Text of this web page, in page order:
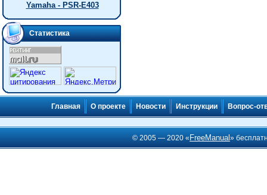
Yamaha - PSR-E403
Статистика
Главная О проекте Новости Инструкции Вопрос-
© 2005 — 2020 « FreeManual»